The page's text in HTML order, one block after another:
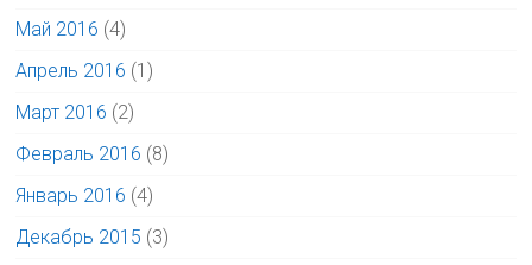
Май 2016 (4)
Апрель 2016 (1)
Март 2016 (2)
Февраль 2016 (8)
Январь 2016 (4)
Декабрь 2015 (3)